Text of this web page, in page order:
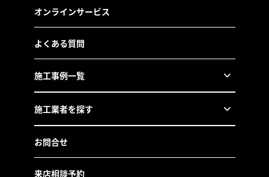
オンラインサービス
よくある質問
施工事例一覧
施工業者を探す
お問合せ
来店相談予約